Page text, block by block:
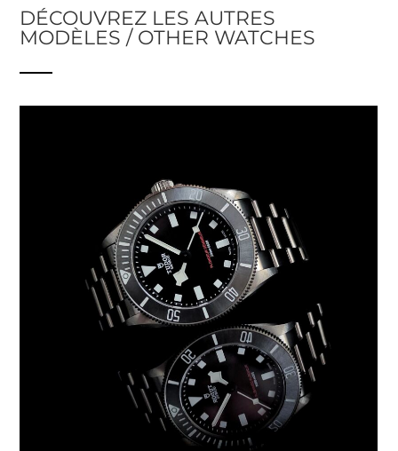
DÉCOUVREZ LES AUTRES
MODÈLES / OTHER WATCHES